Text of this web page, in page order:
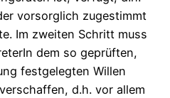
vorsorglich zugestimmt
Im zweiten Schritt muss
dem so geprüften,
festgelegten Willen
d.h. vor allem